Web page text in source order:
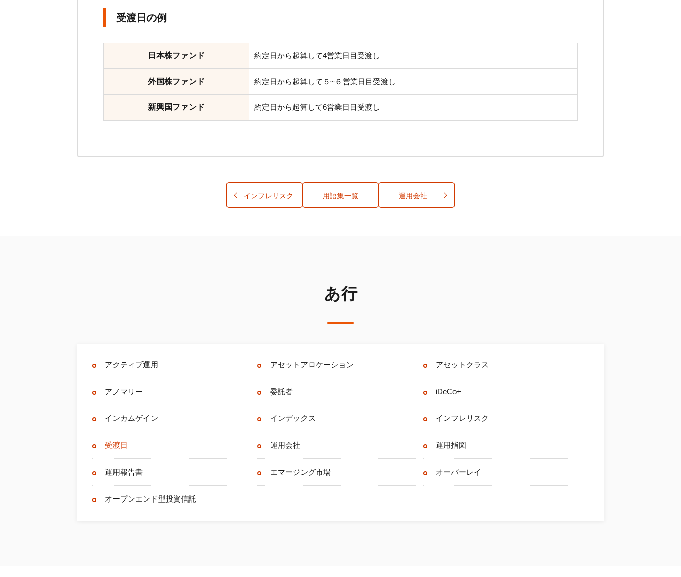
受渡日の例
日本株ファンド 約定日から起算して4営業日目受渡し
外国株ファンド 約定日から起算して５~６営業日目受渡し
新興国ファンド 約定日から起算して6営業日目受渡し
インフレリスク 用語集一覧 運用会社
あ行
アクティブ運用 アセットアロケーション アセットクラス
アノマリー 委託者 iDeCo+
インカムゲイン インデックス インフレリスク
受渡日 運用会社 運用指図
運用報告書 エマージング市場 オーバーレイ
オープンエンド型投資信託